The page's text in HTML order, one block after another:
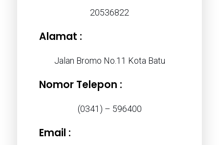
20536822
Alamat :
Jalan Bromo No.11 Kota Batu
Nomor Telepon :
(0341) – 596400
Email :